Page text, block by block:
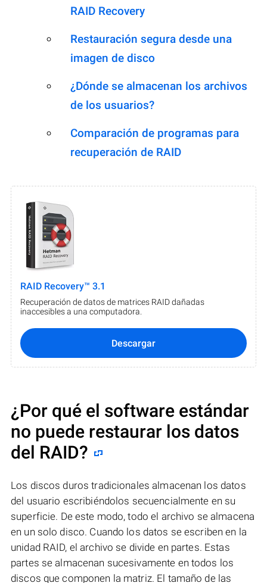
RAID Recovery
Restauración segura desde una
imagen de disco
¿Dónde se almacenan los archivos
de los usuarios?
Comparación de programas para
recuperación de RAID
RAID Recovery™ 3.1
Recuperación de datos de matrices RAID dañadas
inaccesibles a una computadora.
Descargar
¿Por qué el software estándar
no puede restaurar los datos
del RAID?
Los discos duros tradicionales almacenan los datos
del usuario escribiéndolos secuencialmente en su
superficie. De este modo, todo el archivo se almacena
en un solo disco. Cuando los datos se escriben en la
unidad RAID, el archivo se divide en partes. Estas
partes se almacenan sucesivamente en todos los
discos que componen la matriz. El tamaño de las